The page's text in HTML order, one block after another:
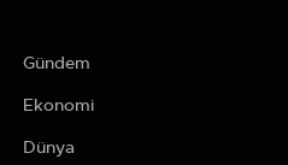
Gündem
Ekonomi
Dünya